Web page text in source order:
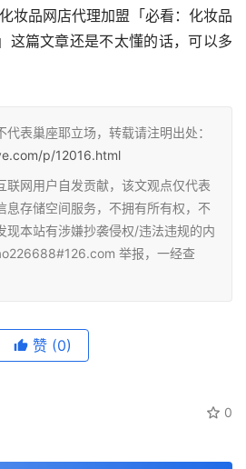
妆品网店代理加盟「必看：化妆品
这篇文章还是不太懂的话，可以多
表巢座耶立场，转载请注明出处：
p/12016.html
联网用户自发贡献，该文观点仅代表
息存储空间服务，不拥有所有权，不
现本站有涉嫌抄袭侵权/违法违规的内
举报，一经查
赞 (0)
0